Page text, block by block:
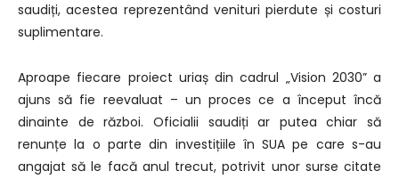
saudiți, acestea reprezentând venituri pierdute și costuri
suplimentare.
Aproape fiecare proiect uriaș din cadrul „Vision 2030” a
ajuns să fie reevaluat – un proces ce a început încă
dinainte de război. Oficialii saudiți ar putea chiar să
renunțe la o parte din investițiile în SUA pe care s-au
angajat să le facă anul trecut, potrivit unor surse citate